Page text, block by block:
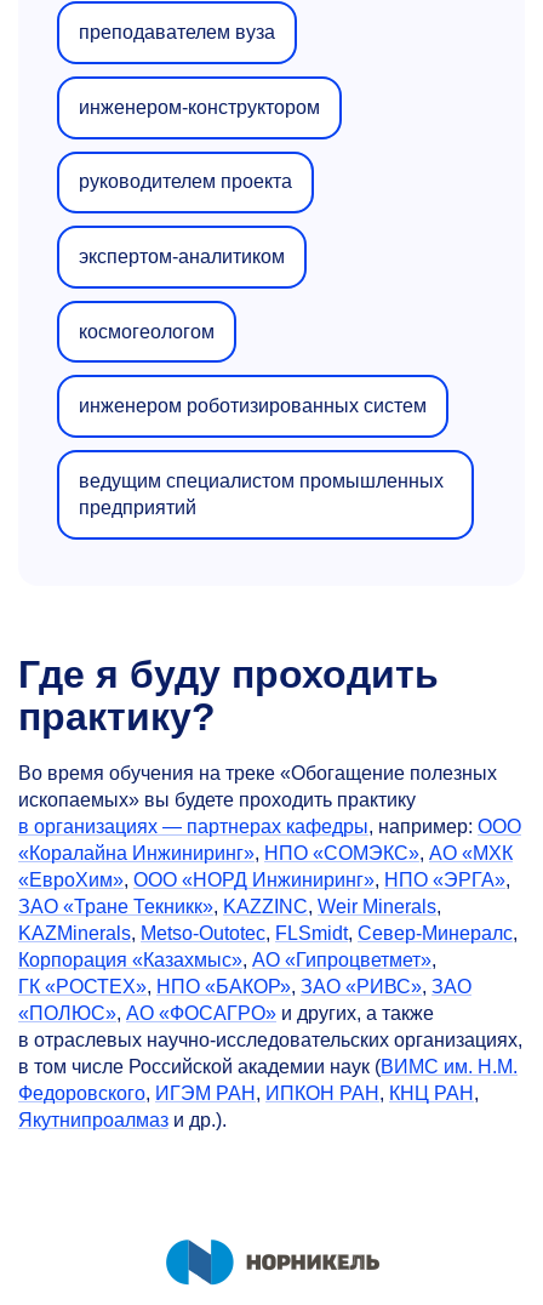
преподавателем вуза
инженером-конструктором
руководителем проекта
экспертом-аналитиком
космогеологом
инженером роботизированных систем
ведущим специалистом промышленных
предприятий
Где я буду проходить
практику?
Во время обучения на треке «Обогащение полезных
ископаемых» вы будете проходить практику
в организациях — партнерах кафедры, например: ООО
«Коралайна Инжиниринг», НПО «СОМЭКС», АО «МХК
«ЕвроХим», ООО «НОРД Инжиниринг», НПО «ЭРГА»,
ЗАО «Тране Текникк», KAZZINC, Weir Minerals,
KAZMinerals, Metso-Outotec, FLSmidt, Север-Минералс,
Корпорация «Казахмыс», АО «Гипроцветмет»,
ГК «РОСТЕХ», НПО «БАКОР», ЗАО «РИВС», ЗАО
«ПОЛЮС», АО «ФОСАГРО» и других, а также
в отраслевых научно-исследовательских организациях,
в том числе Российской академии наук (ВИМС им. Н.М.
Федоровского, ИГЭМ РАН , ИПКОН РАН , КНЦ РАН ,
Якутнипроалмаз и др.).